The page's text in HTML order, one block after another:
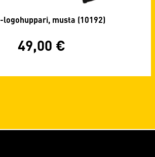
logohuppari, musta (10192)
49,00 €